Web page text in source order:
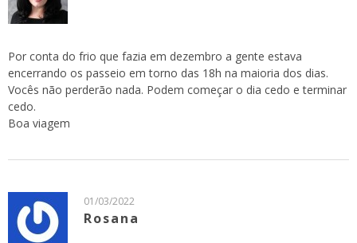
Por conta do frio que fazia em dezembro a gente estava
encerrando os passeio em torno das 18h na maioria dos dias.
Vocês não perderão nada. Podem começar o dia cedo e terminar
cedo.
Boa viagem
01/03/2022
Rosana